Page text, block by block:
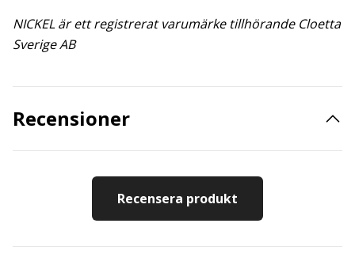
NICKEL är ett registrerat varumärke tillhörande Cloetta
Sverige AB
Recensioner
Recensera produkt